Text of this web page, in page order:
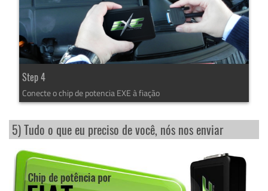
Step 4
Conecte o chip de potencia EXE à fiação
5) Tudo o que eu preciso de você, nós nos enviar